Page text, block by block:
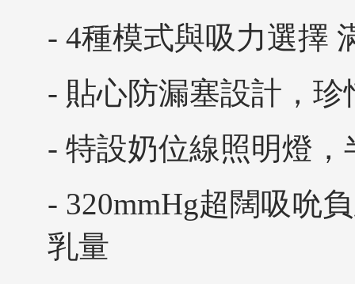
- 4種模式與吸力選擇
- 貼心防漏塞設計，
- 特設奶位線照明燈
- 320mmHg超闊吸吮
乳量